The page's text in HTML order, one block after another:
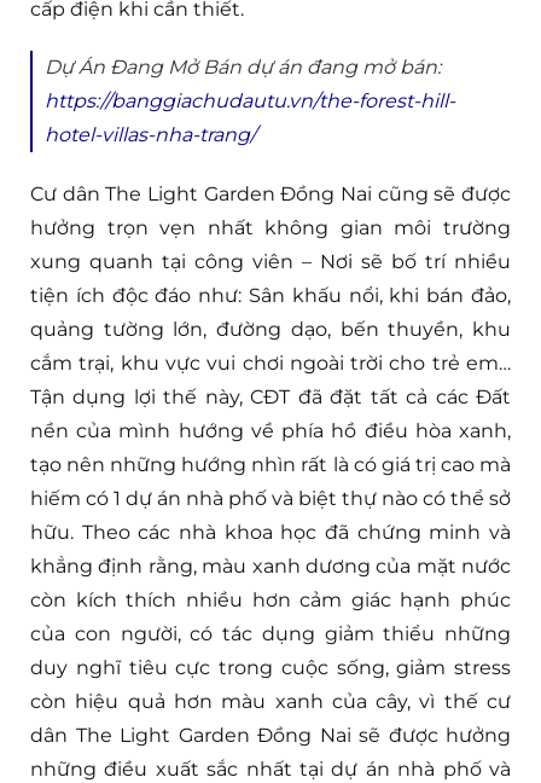
cấp điện khi cần thiết.
Dự Án Đang Mở Bán dự án đang mở bán:
https://banggiachudautu.vn/the-forest-hill-
hotel-villas-nha-trang/
Cư dân The Light Garden Đồng Nai cũng sẽ được
hưởng trọn vẹn nhất không gian môi trường
xung quanh tại công viên – Nơi sẽ bố trí nhiều
tiện ích độc đáo như: Sân khấu nổi, khi bán đảo,
quảng tường lớn, đường dạo, bến thuyền, khu
cắm trại, khu vực vui chơi ngoài trời cho trẻ em…
Tận dụng lợi thế này, CĐT đã đặt tất cả các Đất
nền của mình hướng về phía hồ điều hòa xanh,
tạo nên những hướng nhìn rất là có giá trị cao mà
hiếm có 1 dự án nhà phố và biệt thự nào có thể sở
hữu. Theo các nhà khoa học đã chứng minh và
khẳng định rằng, màu xanh dương của mặt nước
còn kích thích nhiều hơn cảm giác hạnh phúc
của con người, có tác dụng giảm thiểu những
duy nghĩ tiêu cực trong cuộc sống, giảm stress
còn hiệu quả hơn màu xanh của cây, vì thế cư
dân The Light Garden Đồng Nai sẽ được hưởng
những điều xuất sắc nhất tại dự án nhà phố và